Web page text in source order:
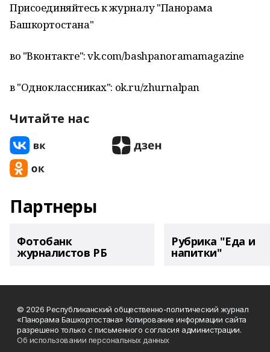
Присоединяйтесь к журналу "Панорама
Башкортостана"
во "Вконтакте": vk.com/bashpanoramamagazine
в "Одноклассниках": ok.ru/zhurnalpan
Читайте нас
Партнеры
Фотобанк
журналистов РБ
Рубрика "Еда и
напитки"
© 2026 Республиканский общественно-политический журнал
«Панорама Башкортостана» Копирование информации сайта
разрешено только с письменного согласия администрации.
Об использовании персональных данных